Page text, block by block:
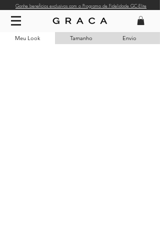
Ganhe benefícios exclusivos com o Programa de Fidelidade GC-Elite
Meu Look Tamanho Envio